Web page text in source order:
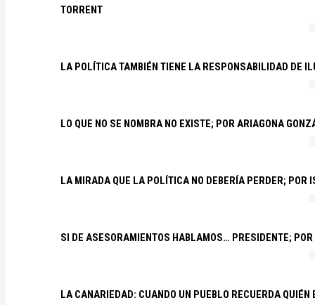
TORRENT
LA POLÍTICA TAMBIÉN TIENE LA RESPONSABILIDAD DE
LO QUE NO SE NOMBRA NO EXISTE; POR ARIAGONA
LA MIRADA QUE LA POLÍTICA NO DEBERÍA PERDER; POR
SI DE ASESORAMIENTOS HABLAMOS… PRESIDENTE;
LA CANARIEDAD: CUANDO UN PUEBLO RECUERDA QUIÉN